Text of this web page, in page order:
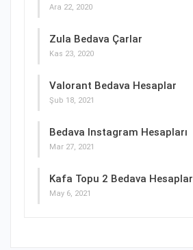
Ara 22, 2020
Zula Bedava Çarlar
Kas 23, 2020
Valorant Bedava Hesaplar
Şub 18, 2021
Bedava Instagram Hesapları
Mar 27, 2021
Kafa Topu 2 Bedava Hesaplar
May 6, 2021